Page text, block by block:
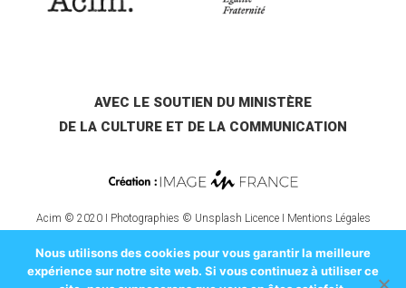
AVEC LE SOUTIEN DU MINISTÈRE
DE LA CULTURE ET DE LA COMMUNICATION
Acim © 2020 I Photographies © Unsplash Licence I Mentions Légales
Nous utilisons des cookies pour vous garantir la meilleure
expérience sur notre site web. Si vous continuez à utiliser ce